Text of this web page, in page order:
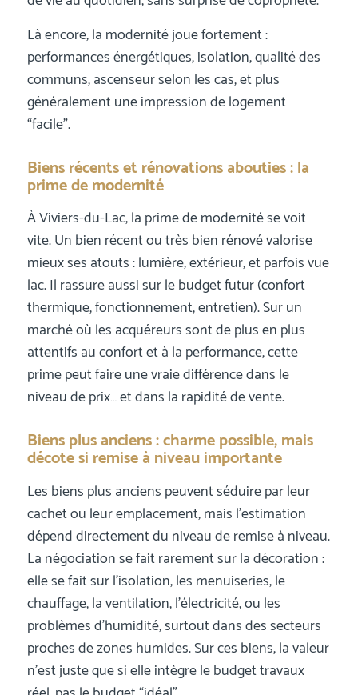
Là encore, la modernité joue fortement :
performances énergétiques, isolation, qualité des
communs, ascenseur selon les cas, et plus
généralement une impression de logement
“facile”.
Biens récents et rénovations abouties : la
prime de modernité
À Viviers-du-Lac, la prime de modernité se voit
vite. Un bien récent ou très bien rénové valorise
mieux ses atouts : lumière, extérieur, et parfois vue
lac. Il rassure aussi sur le budget futur (confort
thermique, fonctionnement, entretien). Sur un
marché où les acquéreurs sont de plus en plus
attentifs au confort et à la performance, cette
prime peut faire une vraie différence dans le
niveau de prix… et dans la rapidité de vente.
Biens plus anciens : charme possible, mais
décote si remise à niveau importante
Les biens plus anciens peuvent séduire par leur
cachet ou leur emplacement, mais l’estimation
dépend directement du niveau de remise à niveau.
La négociation se fait rarement sur la décoration :
elle se fait sur l’isolation, les menuiseries, le
chauffage, la ventilation, l’électricité, ou les
problèmes d’humidité, surtout dans des secteurs
proches de zones humides. Sur ces biens, la valeur
n’est juste que si elle intègre le budget travaux